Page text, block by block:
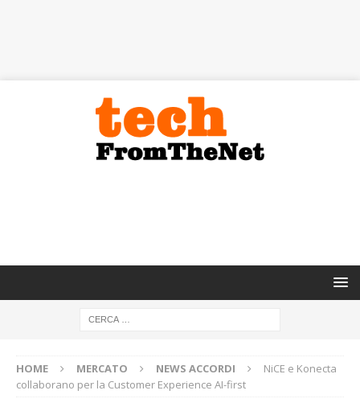
HOME MERCATO NEWS ACCORDI
NiCE e Konecta
collaborano per la Customer Experience AI-first